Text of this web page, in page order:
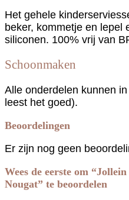
Het gehele
beker, kommetje en lepel
siliconen. 100% vrij van
Schoonmaken
Alle onderdelen kunnen
leest het goed).
Beoordelingen
Er zijn nog geen
Wees de eerste om
Nougat” te beoordelen